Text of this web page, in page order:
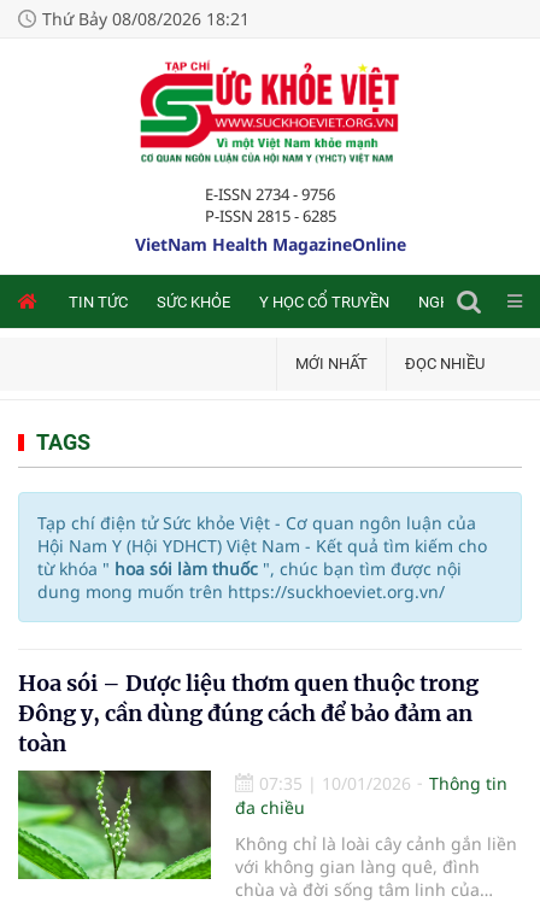
Thứ Bảy 08/08/2026 18:21
E-ISSN 2734 - 9756
P-ISSN 2815 - 6285
VietNam Health MagazineOnline
TIN TỨC SỨC KHỎE Y HỌC CỔ TRUYỀN NGHIÊN CỨU
MỚI NHẤT ĐỌC NHIỀU
TAGS
Tạp chí điện tử Sức khỏe Việt - Cơ quan ngôn luận của
Hội Nam Y (Hội YDHCT) Việt Nam - Kết quả tìm kiếm cho
từ khóa " hoa sói làm thuốc ", chúc bạn tìm được nội
dung mong muốn trên https://suckhoeviet.org.vn/
Hoa sói – Dược liệu thơm quen thuộc trong
Đông y, cần dùng đúng cách để bảo đảm an
toàn
07:35 | 10/01/2026
Thông tin
đa chiều
Không chỉ là loài cây cảnh gắn liền
với không gian làng quê, đình
chùa và đời sống tâm linh của